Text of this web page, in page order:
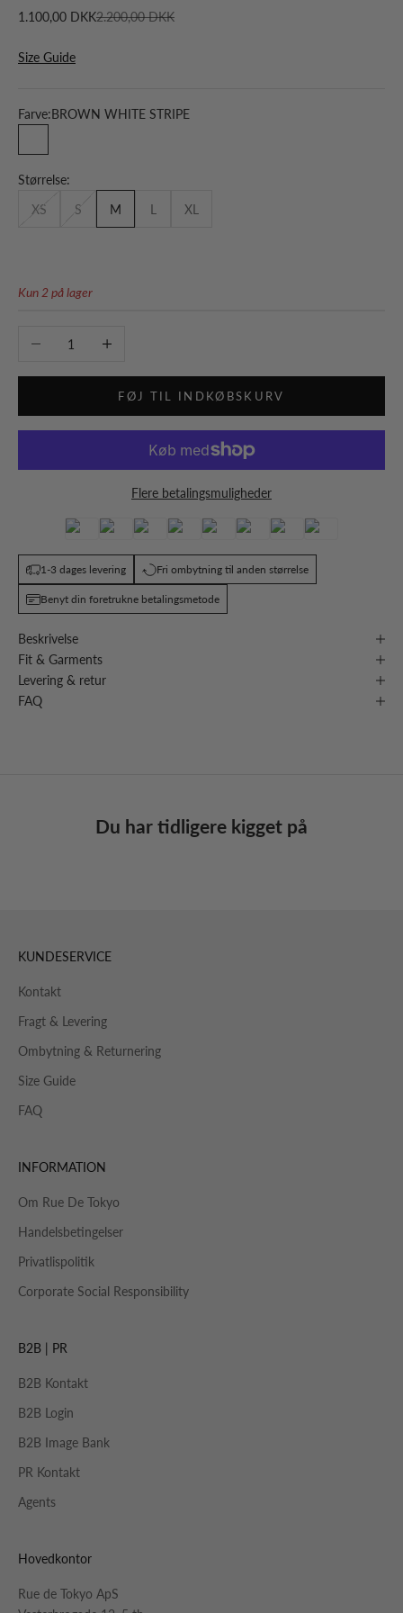
Salgspris
1.100,00 DKKNormalpris
2.200,00 DKK
Size Guide
Farve:BROWN WHITE STRIPE
Størrelse:
XS
S M L XL
Kun 2 på lager
Sænk antal Øg antal
FØJ TIL INDKØBSKURV
Flere betalingsmuligheder
1-3 dages levering Fri ombytning til anden størrelse
Benyt din foretrukne betalingsmetode
Beskrivelse
Fit & Garments
Levering & retur
FAQ
Du har tidligere kigget på
KUNDESERVICE
Kontakt
Fragt & Levering
Ombytning & Returnering
Size Guide
FAQ
INFORMATION
Om Rue De Tokyo
Handelsbetingelser
Privatlispolitik
Corporate Social Responsibility
B2B | PR
B2B Kontakt
B2B Login
B2B Image Bank
PR Kontakt
Agents
Hovedkontor
Rue de Tokyo ApS